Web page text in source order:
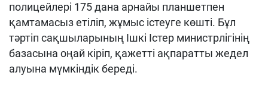
полицейлері 175 дана арнайы планшетпен
қамтамасыз етіліп, жұмыс істеуге көшті. Бұл
тәртіп сақшыларының Ішкі Істер министрлігінің
базасына оңай кіріп, қажетті ақпаратты жедел
алуына мүмкіндік береді.